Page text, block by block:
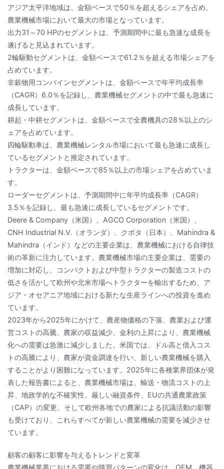
アジア太平洋地域は、金額ベースで50％を超えるシェアを占め、
農業機械市場において最大の市場となっています。
出力31～70 HPのセグメントは、予測期間中に最も急速な成長を
遂げると見込まれています。
2輪駆動セグメントは、金額ベースで61.2％を超える市場シェアを
占めています。
非穀物用コンバインセグメントは、金額ベースで年平均成長率
（CAGR）6.0％を記録し、農業機械セグメントの中で最も急速に
成長しています。
耕起・中耕セグメントは、金額ベースで全農機具の28％以上のシ
ェアを占めています。
四輪駆動車は、農業機械レンタル市場において最も急速に成長し
ているセグメントと推定されています。
トラクターは、金額ベースで85％以上の市場シェアを占めていま
す。
ローダーセグメントは、予測期間中に年平均成長率（CAGR）
3.5％を記録し、最も急速に成長しているセグメントです。
Deere & Company（米国）、AGCO Corporation（米国）、
CNH Industrial N.V.（オランダ）、クボタ（日本）、Mahindra &
Mahindra（インド）などの主要企業は、農業機械における自律技
術の革新に注力しています。農業機械市場の主要企業は、需要の
増加に対応し、コンパクトおよび中型トラクターの製造コストの
低さを活かして欧州や北米市場へトラクターを輸出するため、ア
ジア・オセアニア地域における新たな生産ラインへの投資を進め
ています。
2023年から2025年にかけて、農産物価格の下落、農業および運
営コストの高騰、農家の収益減少、金利の上昇により、農業機械
化への需要は急激に減少しました。米国では、ドル高と借入コス
トの高騰により、農家が資金調達を行い、新しい農業機械を購入
することがより困難になっています。2025年に各種業界団体が発
表した報告書によると、農業機械市場は、輸送・物流コストの上
昇、地政学的な不確実性、厳しい融資条件、EUの共通農業政策
（CAP）の変更、そして欧州各地での農家による抗議活動の影響
も受けており、これらすべてが新しい農業機械の需要を減少させ
ています。
顧客の顧客に影響を与えるトレンドと変革